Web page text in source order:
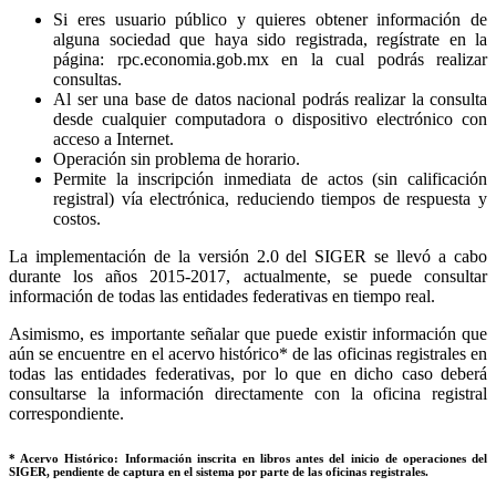
Si eres usuario público y quieres obtener información de
alguna sociedad que haya sido registrada, regístrate en la
página: rpc.economia.gob.mx en la cual podrás realizar
consultas.
Al ser una base de datos nacional podrás realizar la consulta
desde cualquier computadora o dispositivo electrónico con
acceso a Internet.
Operación sin problema de horario.
Permite la inscripción inmediata de actos (sin calificación
registral) vía electrónica, reduciendo tiempos de respuesta y
costos.
La implementación de la versión 2.0 del SIGER se llevó a cabo
durante los años 2015-2017, actualmente, se puede consultar
información de todas las entidades federativas en tiempo real.
Asimismo, es importante señalar que puede existir información que
aún se encuentre en el acervo histórico* de las oficinas registrales en
todas las entidades federativas, por lo que en dicho caso deberá
consultarse la información directamente con la oficina registral
correspondiente.
* Acervo Histórico: Información inscrita en libros antes del inicio de operaciones del
SIGER, pendiente de captura en el sistema por parte de las oficinas registrales.